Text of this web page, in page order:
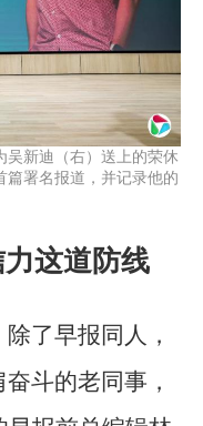
吴新迪（右）送上的荣休
篇署名报道，并记录他的
这道防线
了早报同人，
斗的老同事，